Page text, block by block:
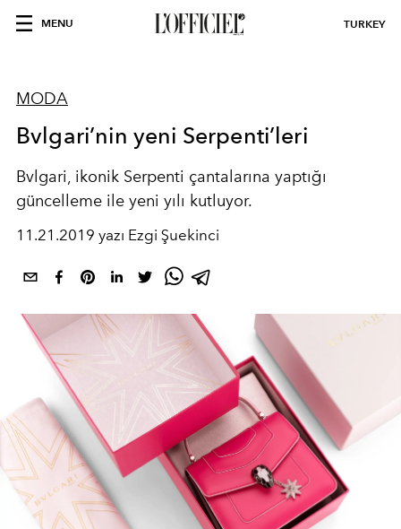
MENU TURKEY
MODA
Bvlgari’nin yeni Serpenti’leri
Bvlgari, ikonik Serpenti çantalarına yaptığı
güncelleme ile yeni yılı kutluyor.
11.21.2019 yazı Ezgi Şuekinci